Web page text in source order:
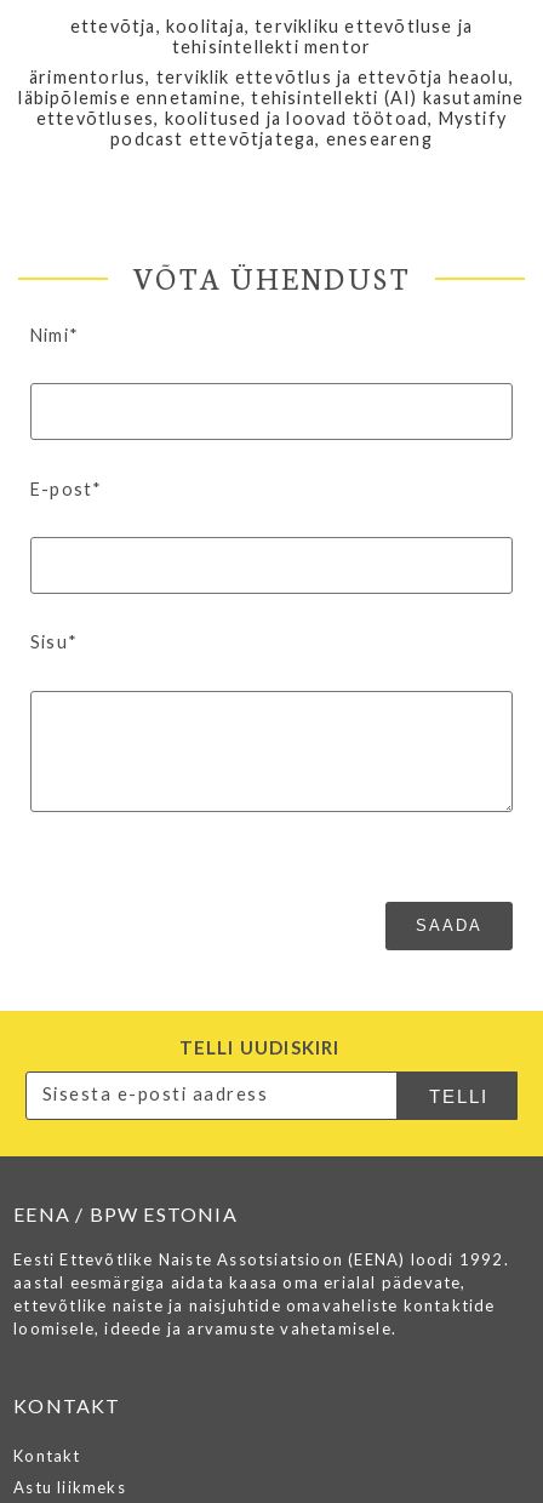
ettevõtja, koolitaja, tervikliku ettevõtluse ja
tehisintellekti mentor
ärimentorlus, terviklik ettevõtlus ja ettevõtja heaolu,
läbipõlemise ennetamine, tehisintellekti (AI) kasutamine
ettevõtluses, koolitused ja loovad töötoad, Mystify
podcast ettevõtjatega, eneseareng
VÕTA ÜHENDUST
Nimi*
E-post*
Sisu*
TELLI UUDISKIRI
EENA / BPW ESTONIA
Eesti Ettevõtlike Naiste Assotsiatsioon (EENA) loodi 1992.
aastal eesmärgiga aidata kaasa oma erialal pädevate,
ettevõtlike naiste ja naisjuhtide omavaheliste kontaktide
loomisele, ideede ja arvamuste vahetamisele.
KONTAKT
Kontakt
Astu liikmeks